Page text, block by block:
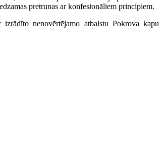
pretrunas ar konfesionāliem principiem.
nenovērtējamo atbalstu Pokrova kapu